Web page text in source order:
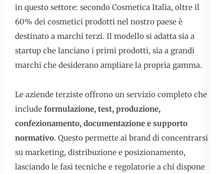
in questo settore: secondo Cosmetica Italia, oltre il
60% dei cosmetici prodotti nel nostro paese è
destinato a marchi terzi. Il modello si adatta sia a
startup che lanciano i primi prodotti, sia a grandi
marchi che desiderano ampliare la propria gamma.
Le aziende terziste offrono un servizio completo che
include formulazione, test, produzione,
confezionamento, documentazione e supporto
normativo. Questo permette ai brand di concentrarsi
su marketing, distribuzione e posizionamento,
lasciando le fasi tecniche e regolatorie a chi dispone